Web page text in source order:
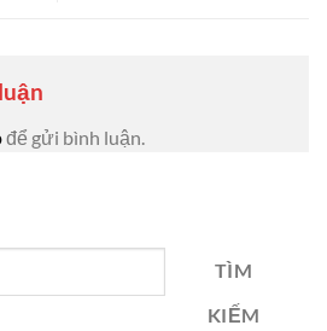
để gửi bình luận.
TÌM
KIẾM